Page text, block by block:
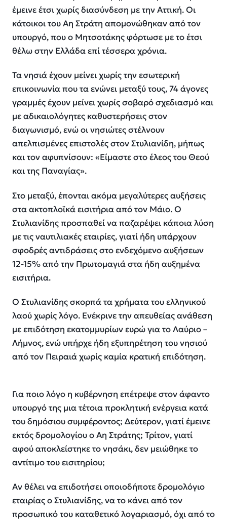
έμεινε έτσι χωρίς διασύνδεση με την Αττική. Οι
κάτοικοι του Αη Στράτη απομονώθηκαν από τον
υπουργό, που ο Μητσοτάκης φόρτωσε με το έτσι
θέλω στην Ελλάδα επί τέσσερα χρόνια.
Τα νησιά έχουν μείνει χωρίς την εσωτερική
επικοινωνία που τα ενώνει μεταξύ τους, 74 άγονες
γραμμές έχουν μείνει χωρίς σοβαρό σχεδιασμό και
με αδικαιολόγητες καθυστερήσεις στον
διαγωνισμό, ενώ οι νησιώτες στέλνουν
απελπισμένες επιστολές στον Στυλιανίδη, μήπως
και τον αφυπνίσουν: «Είμαστε στο έλεος του Θεού
και της Παναγίας».
Στο μεταξύ, έπονται ακόμα μεγαλύτερες αυξήσεις
στα ακτοπλοϊκά εισιτήρια από τον Μάιο. Ο
Στυλιανίδης προσπαθεί να παζαρέψει κάποια λύση
με τις ναυτιλιακές εταιρίες, γιατί ήδη υπάρχουν
σφοδρές αντιδράσεις στο ενδεχόμενο αυξήσεων
12-15% από την Πρωτομαγιά στα ήδη αυξημένα
εισιτήρια.
Ο Στυλιανίδης σκορπά τα χρήματα του ελληνικού
λαού χωρίς λόγο. Ενέκρινε την απευθείας ανάθεση
με επιδότηση εκατομμυρίων ευρώ για το Λαύριο –
Λήμνος, ενώ υπήρχε ήδη εξυπηρέτηση του νησιού
από τον Πειραιά χωρίς καμία κρατική επιδότηση.
Για ποιο λόγο η κυβέρνηση επέτρεψε στον άφαντο
υπουργό της μια τέτοια προκλητική ενέργεια κατά
του δημόσιου συμφέροντος; Δεύτερον, γιατί έμεινε
εκτός δρομολογίου ο Αη Στράτης; Τρίτον, γιατί
αφού αποκλείστηκε το νησάκι, δεν μειώθηκε το
αντίτιμο του εισιτηρίου;
Αν θέλει να επιδοτήσει οποιοδήποτε δρομολόγιο
εταιρίας ο Στυλιανίδης, να το κάνει από τον
προσωπικό του καταθετικό λογαριασμό, όχι από το